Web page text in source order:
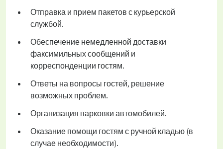
Отправка и прием пакетов с курьерской
службой.
Обеспечение немедленной доставки
факсимильных сообщений и
корреспонденции гостям.
Ответы на вопросы гостей, решение
возможных проблем.
Организация парковки автомобилей.
Оказание помощи гостям с ручной кладью (в
случае необходимости).